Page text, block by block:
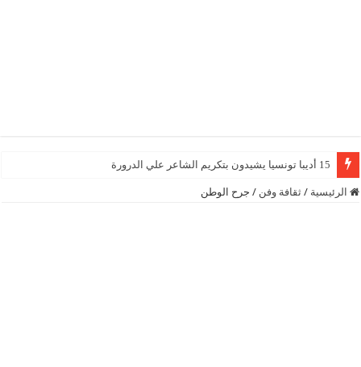
15 أديبا تونسيا يشيدون بتكريم الشاعر علي الدرورة
الرئيسية / ثقافة وفن / جرح الوطن